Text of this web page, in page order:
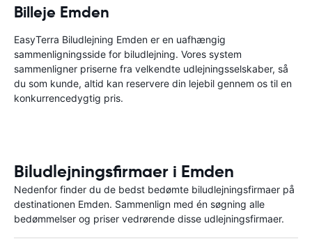
Billeje Emden
EasyTerra Biludlejning Emden er en uafhængig
sammenligningsside for biludlejning. Vores system
sammenligner priserne fra velkendte udlejningsselskaber, så
du som kunde, altid kan reservere din lejebil gennem os til en
konkurrencedygtig pris.
Biludlejningsfirmaer i Emden
Nedenfor finder du de bedst bedømte biludlejningsfirmaer på
destinationen Emden. Sammenlign med én søgning alle
bedømmelser og priser vedrørende disse udlejningsfirmaer.